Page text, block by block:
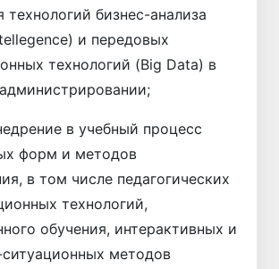
технологий бизнес-анализа
и передовых
технологий (Big Data) в
в учебный процесс
форм и методов
в том числе педагогических
технологий,
обучения, интерактивных и
методов